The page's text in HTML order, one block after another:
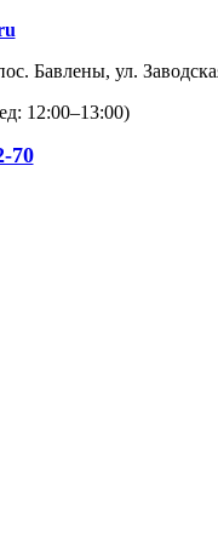
Бавлены, ул.
12:00–13:00)
70